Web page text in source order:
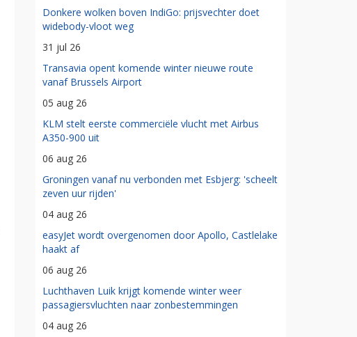
Donkere wolken boven IndiGo: prijsvechter doet
widebody-vloot weg
31 jul 26
Transavia opent komende winter nieuwe route
vanaf Brussels Airport
05 aug 26
KLM stelt eerste commerciële vlucht met Airbus
A350-900 uit
06 aug 26
Groningen vanaf nu verbonden met Esbjerg: 'scheelt
zeven uur rijden'
04 aug 26
easyJet wordt overgenomen door Apollo, Castlelake
haakt af
06 aug 26
Luchthaven Luik krijgt komende winter weer
passagiersvluchten naar zonbestemmingen
04 aug 26